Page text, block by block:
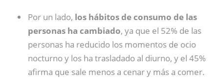
Por un lado, los hábitos de consumo de las
personas ha cambiado, ya que el 52% de las
personas ha reducido los momentos de ocio
nocturno y los ha trasladado al diurno, y el 45%
afirma que sale menos a cenar y más a comer.